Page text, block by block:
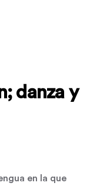
danza y
en la que